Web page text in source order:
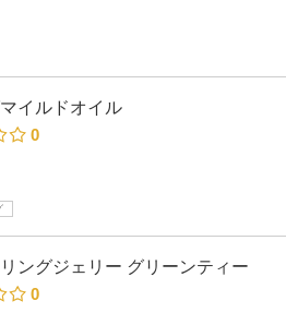
イルドオイル
0
ングジェリー グリーンティー
0